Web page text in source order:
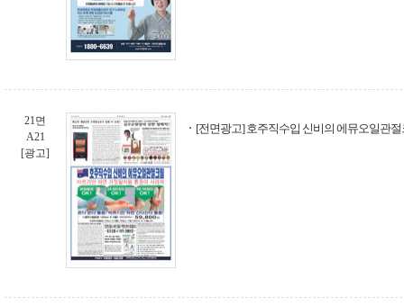
21면
A21
[광고]
[전면광고] 호주직수입 신비의 에뮤오일관절